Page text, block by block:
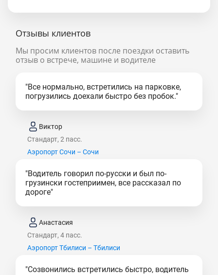
Отзывы клиентов
Мы просим клиентов после поездки оставить
отзыв о встрече, машине и водителе
"Все нормально, встретились на парковке,
погрузились доехали быстро без пробок."
Виктор
Стандарт, 2 пасс.
Аэропорт Сочи – Сочи
"Водитель говорил по-русски и был по-
грузински гостеприимен, все рассказал по
дороге"
Анастасия
Стандарт, 4 пасс.
Аэропорт Тбилиси – Тбилиси
"Созвонились встретились быстро, водитель